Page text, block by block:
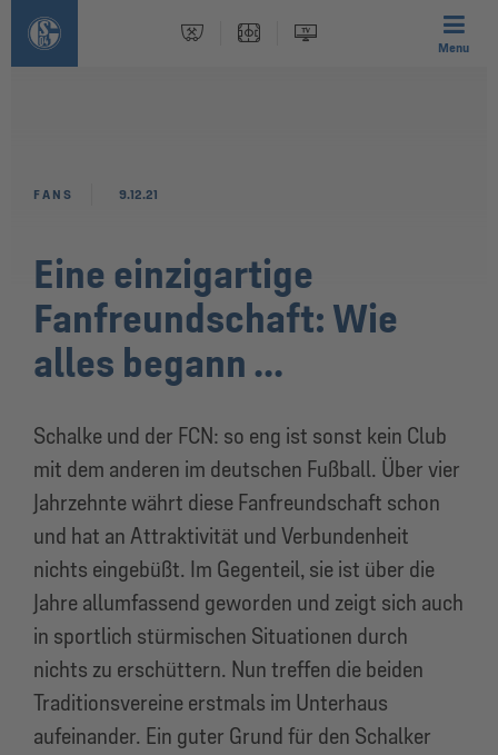
Menu
Eine einzigartige
Fanfreundschaft: Wie
alles begann ...
Schalke und der FCN: so eng ist sonst kein Club
mit dem anderen im deutschen Fußball. Über vier
Jahrzehnte währt diese Fanfreundschaft schon
und hat an Attraktivität und Verbundenheit
nichts eingebüßt. Im Gegenteil, sie ist über die
Jahre allumfassend geworden und zeigt sich auch
in sportlich stürmischen Situationen durch
nichts zu erschüttern. Nun treffen die beiden
Traditionsvereine erstmals im Unterhaus
aufeinander. Ein guter Grund für den Schalker
FANS 9.12.21